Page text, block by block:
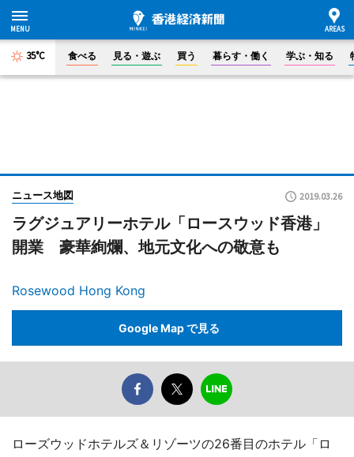
35°C 食べる 見る・遊ぶ 買う 暮らす・働く 学ぶ・知る
ニュース地図 2019.03.26
ラグジュアリーホテル「ロースウッド香港」
開業 豪華絢爛、地元文化への敬意も
Rosewood Hong Kong
Google Map で見る
ローズウッドホテルズ＆リゾーツの26番目のホテル「ロ